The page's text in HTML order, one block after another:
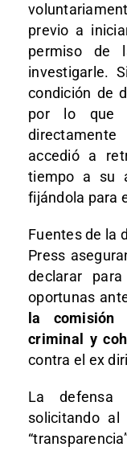
previo a
permiso de
investigarle.
condición de
por lo que
accedió a
tiempo a su
fijándola para
Fuentes de la
Press
declarar
oportunas
la comisión
criminal y
contra el ex
La
solicitando